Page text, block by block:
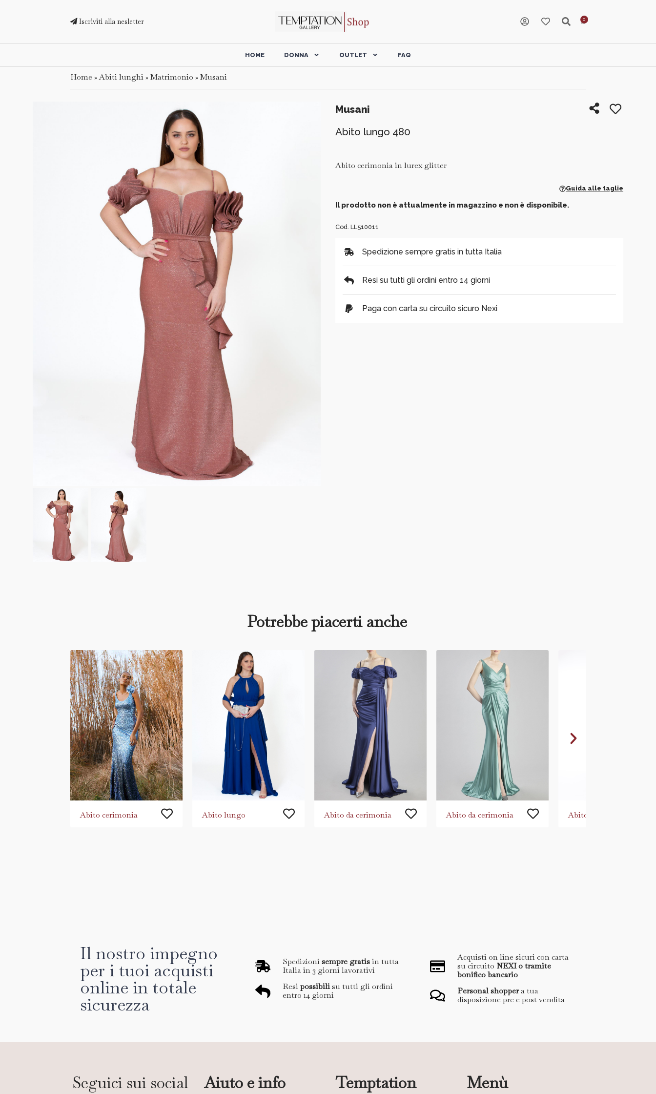
Iscriviti alla nesletter
HOME DONNA OUTLET FAQ
Home »Abiti lunghi »Matrimonio »Musani
Musani
Abito lungo 480
Abito cerimonia in lurex glitter
Guida alle taglie
Il prodotto non è attualmente in magazzino e non è disponibile.
Cod. LL510011
Spedizione sempre gratis in tutta Italia
Resi su tutti gli ordini entro 14 giorni
Paga con carta su circuito sicuro Nexi
Potrebbe piacerti anche
Abito cerimonia Abito lungo Abito da cerimonia Abito da cerimonia Abito lungo
Il nostro impegno
per i tuoi acquisti
online in totale
sicurezza
Spedizionisempre gratisin tutta
Italia in 3 giorni lavorativi
Resipossibilisu tutti gli ordini
entro 14 giorni
Acquisti on line sicuri con carta
su circuito NEXI o tramite
bonifico bancario
Personal shoppera tua
disposizione pre e post vendita
Seguici sui social Aiuto e info Temptation Menù